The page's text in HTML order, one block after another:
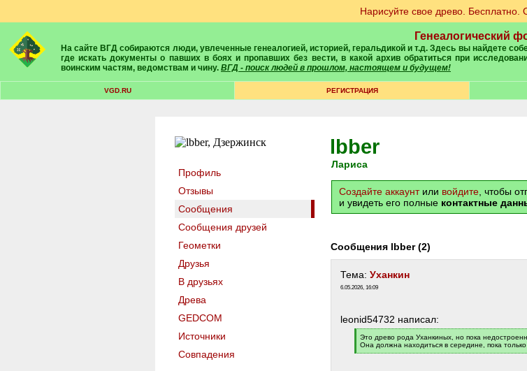
Нарисуйте свое древо. Бесплатно.
Генеалогический
На сайте ВГД собираются люди, увлеченные генеалогией, историей, геральдикой и т.д. Здесь вы найдете собеседников, экспертов, умелых помощников в поисках предков и родственников. Вам подскажут
где искать документы о павших в боях и пропавших без вести, в какой архив обратиться при
воинским частям, ведомствам и чину. ВГД - поиск людей в прошлом, настоящем и будущем!
VGD.RU РЕГИСТРАЦИЯ
Профиль
Отзывы
Сообщения
Сообщения друзей
Геометки
Друзья
В друзьях
Древа
GEDCOM
Источники
Совпадения
lbber
Лариса
Создайте аккаунтили войдите , чтобы
и увидеть его полные контактные
Сообщения lbber (2)
Тема: Уханкин
6.05.2026, 16:09
leonid54732 написал:
[
q
]
Это древо рода Уханкиных, но пока
Она должна находиться в середине, пока
[